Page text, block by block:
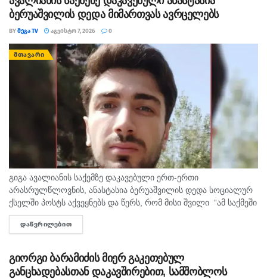
ბერუაშვილის დედა მიმართვას ავრცელებს
BYᲛᲔᲒᲐ TV ᲐᲒᲕᲘᲡᲢᲝ 7, 2026 0
ᲛᲗᲐᲕᲐᲠᲘ
გიგა ავალიანის საქემზე დაკავებული ერთ-ერთი
არასრულწლოვნის, ანასტასია ბერუაშვილის დედა სოციალურ
ქსელში პოსტს აქვეყნებს და წერს, რომ მისი შვილი “ამ საქმეში
მართლაც რომ თავში კი არა შუაშიც არაა.“ მისი თქმით, ის
რომ...
ᲓᲐᲬᲕᲠᲘᲚᲔᲑᲘᲗ
გიორგი ბარამიძის მიერ გაკეთებულ
განცხადებასთან დაკავშირებით, სამშობლოს